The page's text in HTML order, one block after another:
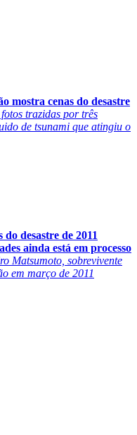
mostra cenas do desastre
fotos trazidas por três
de tsunami que atingiu o
do desastre de 2011
ainda está em processo
Matsumoto, sobrevivente
em março de 2011